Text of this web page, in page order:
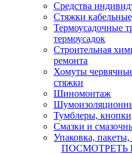
Средства
Стяжки
Термоусадочные
термоусадок
Строительная
ремонта
Хомуты
стяжки
Шиномонтаж
Тумблеры,
Смазки и
Упаковка,
ПОСМОТРЕТЬ